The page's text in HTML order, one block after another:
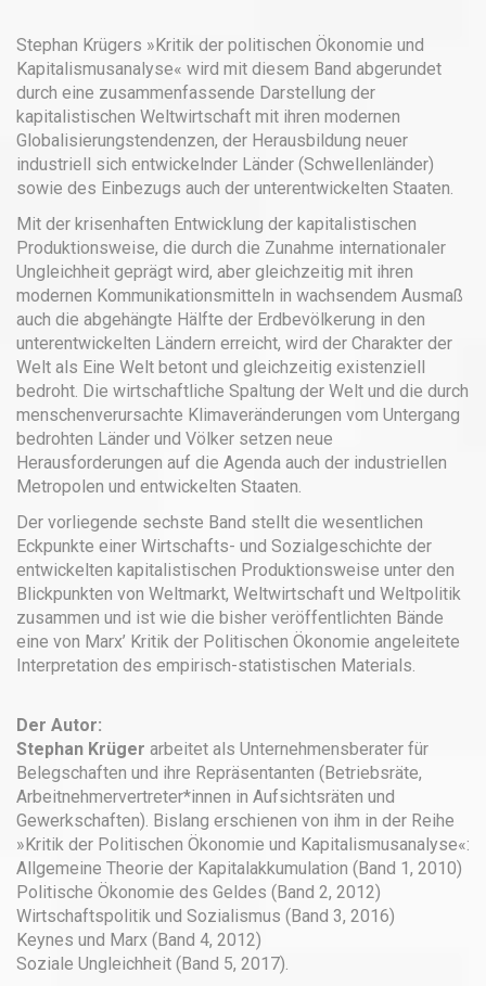
Stephan Krügers »Kritik der politischen Ökonomie und
Kapitalismusanalyse« wird mit diesem Band abgerundet
durch eine zusammenfassende Darstellung der
kapitalistischen Weltwirtschaft mit ihren modernen
Globalisierungstendenzen, der Herausbildung neuer
industriell sich entwickelnder Länder (Schwellenländer)
sowie des Einbezugs auch der unterentwickelten Staaten.
Mit der krisenhaften Entwicklung der kapitalistischen
Produktionsweise, die durch die Zunahme internationaler
Ungleichheit geprägt wird, aber gleichzeitig mit ihren
modernen Kommunikationsmitteln in wachsendem Ausmaß
auch die abgehängte Hälfte der Erdbevölkerung in den
unterentwickelten Ländern erreicht, wird der Charakter der
Welt als Eine Welt betont und gleichzeitig existenziell
bedroht. Die wirtschaftliche Spaltung der Welt und die durch
menschenverursachte Klimaveränderungen vom Untergang
bedrohten Länder und Völker setzen neue
Herausforderungen auf die Agenda auch der industriellen
Metropolen und entwickelten Staaten.
Der vorliegende sechste Band stellt die wesentlichen
Eckpunkte einer Wirtschafts- und Sozialgeschichte der
entwickelten kapitalistischen Produktionsweise unter den
Blickpunkten von Weltmarkt, Weltwirtschaft und Weltpolitik
zusammen und ist wie die bisher veröffentlichten Bände
eine von Marx’ Kritik der Politischen Ökonomie angeleitete
Interpretation des empirisch-statistischen Materials.
Der Autor:
Stephan Krüger arbeitet als Unternehmensberater für
Belegschaften und ihre Repräsentanten (Betriebsräte,
Arbeitnehmervertreter*innen in Aufsichtsräten und
Gewerkschaften). Bislang erschienen von ihm in der Reihe
»Kritik der Politischen Ökonomie und Kapitalismusanalyse«:
Allgemeine Theorie der Kapitalakkumulation (Band 1, 2010)
Politische Ökonomie des Geldes (Band 2, 2012)
Wirtschaftspolitik und Sozialismus (Band 3, 2016)
Keynes und Marx (Band 4, 2012)
Soziale Ungleichheit (Band 5, 2017).